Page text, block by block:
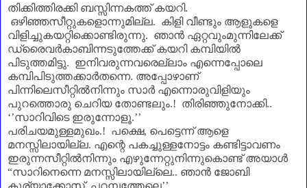
തിക്കിത്തിരക്കി ബസ്സിന്നകത്ത് കയറി.
ഒഴിഞ്ഞസീറ്റുകളൊന്നുമില്ല. കിളി വീണ്ടും ആളുകളെ
വിളിച്ചുകയറ്റിക്കൊണ്ടിരുന്നു. ഞാൻ ഏറ്റവുംമുന്നിലേക്ക്
ഡ്രൈവർകാബിന്നടുത്തേക്ക് കയറി കമ്പിയിൽ
പിടുത്തമിട്ടു. ഇനിവരുന്നവരെല്ലാം എന്നെപ്പോലെ
കമ്പിപിടുത്തക്കാർതന്നെ. അപ്പോഴാണ്‌
പിന്നിലെസീറ്റിൽനിന്നും സാർ എന്നൊരുവിളിയും
പുറത്തൊരു ചെറിയ തോണ്ടലും.! തിരിഞ്ഞുനോക്കി..
‘’സാറിവിടെ ഇരുന്നോളൂ.’’
പരിചയമുള്ളമുഖം.! പക്ഷെ, പെട്ടെന്ന് ആളെ
മനസ്സിലായില്ല. എന്റെ പകച്ചുള്ളനോട്ടം കണ്ടിട്ടാവണം
ഇരുന്നസീറ്റിൽനിന്നും എഴുന്നേറ്റുനിന്നുകൊണ്ട് അയാൾ
“സാറിനെന്നെ മനസ്സിലായില്ലെ.. ഞാൻ ജോബി
കുര്യാക്കോസ്, പറമ്പത്തേലെ’’